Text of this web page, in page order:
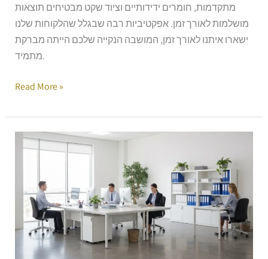
מתקדמות, חומרים ידידותיים וציוד שקט מבטיחים תוצאות
מושלמות לאורך זמן. אפקטיביות רבה שבגלל שהלקוחות שלנו
ישארו איתנו לאורך זמן, המושבה הנקייה שלכם הייתה מברקת
מתמיד.
Read More »
ההשפעה
המוכחת
משרד
על
הצלחת
העסק